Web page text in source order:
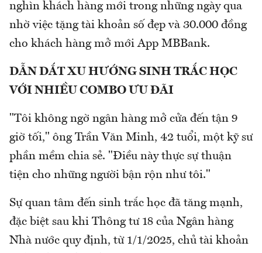
nghìn khách hàng mới trong những ngày qua
nhờ việc tặng tài khoản số đẹp và 30.000 đồng
cho khách hàng mở mới App MBBank.
DẪN DẮT XU HƯỚNG SINH TRẮC HỌC
VỚI NHIỀU COMBO ƯU ĐÃI
"Tôi không ngờ ngân hàng mở cửa đến tận 9
giờ tối," ông Trần Văn Minh, 42 tuổi, một kỹ sư
phần mềm chia sẻ. "Điều này thực sự thuận
tiện cho những người bận rộn như tôi."
Sự quan tâm đến sinh trắc học đã tăng mạnh,
đặc biệt sau khi Thông tư 18 của Ngân hàng
Nhà nước quy định, từ 1/1/2025, chủ tài khoản